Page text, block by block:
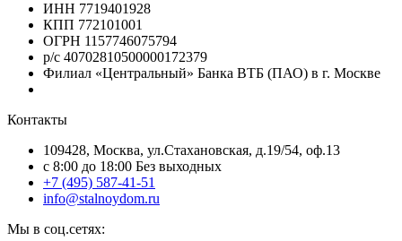
ИНН 7719401928
КПП 772101001
ОГРН 1157746075794
р/с 40702810500000172379
Филиал «Центральный» Банка ВТБ (ПАО) в г. Москве
Контакты
109428, Москва, ул.Стахановская, д.19/54, оф.13
c 8:00 до 18:00 Без выходных
+7 (495) 587-41-51
info@stalnoydom.ru
Мы в соц.сетях: